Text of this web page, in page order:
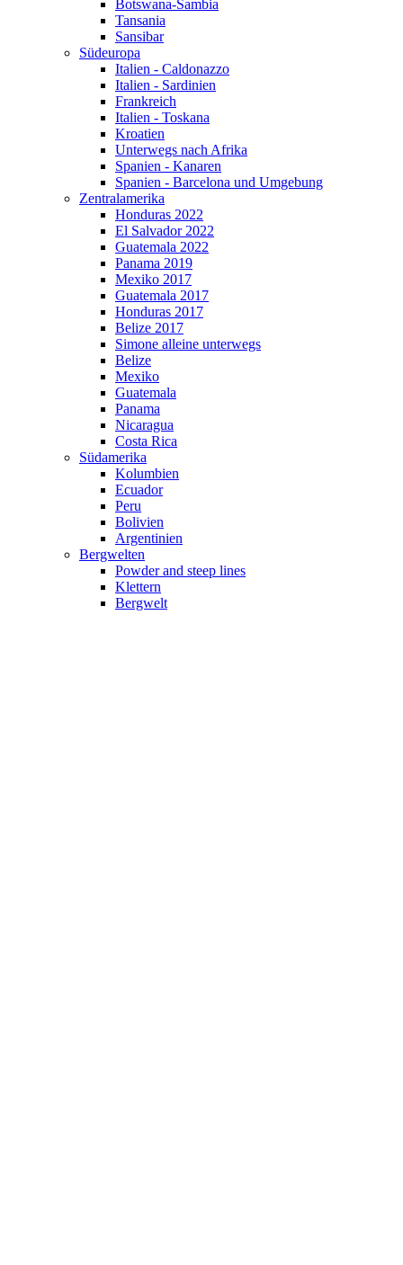
Botswana-Sambia
Tansania
Sansibar
Südeuropa
Italien - Caldonazzo
Italien - Sardinien
Frankreich
Italien - Toskana
Kroatien
Unterwegs nach Afrika
Spanien - Kanaren
Spanien - Barcelona und Umgebung
Zentralamerika
Honduras 2022
El Salvador 2022
Guatemala 2022
Panama 2019
Mexiko 2017
Guatemala 2017
Honduras 2017
Belize 2017
Simone alleine unterwegs
Belize
Mexiko
Guatemala
Panama
Nicaragua
Costa Rica
Südamerika
Kolumbien
Ecuador
Peru
Bolivien
Argentinien
Bergwelten
Powder and steep lines
Klettern
Bergwelt